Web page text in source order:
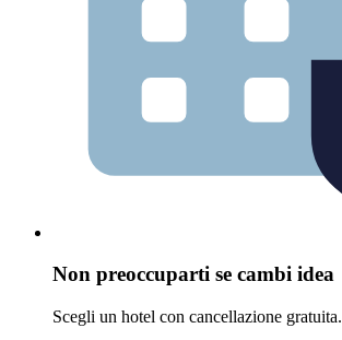
Non preoccuparti se cambi idea
Scegli un hotel con cancellazione gratuita.